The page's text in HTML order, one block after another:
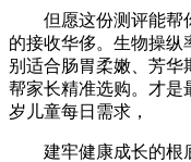
但愿这份测评能帮你
的接收华侈。生物操
别适合肠胃柔嫩、芳华
帮家长精准选购。才是
岁儿童每日需求，
建牢健康成长的根底